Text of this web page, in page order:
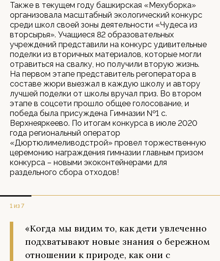
Также в текущем году башкирская «Мехуборка»
организовала масштабный экологический конкурс
среди школ своей зоны деятельности «Чудеса из
вторсырья». Учащиеся 82 образовательных
учреждений представили на конкурс удивительные
поделки из вторичных материалов, которые могли
отравиться на свалку, но получили вторую жизнь.
На первом этапе представитель регоператора в
составе жюри выезжал в каждую школу и автору
лучшей поделки от школы вручал приз. Во втором
этапе в соцсети прошло общее голосование, и
победа была присуждена Гимназии №1 с.
Верхнеяркеево. По итогам конкурса в июле 2020
года региональный оператор
«Дюртюлимеливодстрой» провел торжественную
церемонию награждения гимназии главным призом
конкурса – новыми экоконтейнерами для
раздельного сбора отходов!
1 из 7
«Когда мы видим то, как дети увлеченно
подхватывают новые знания о бережном
отношении к природе, как они с